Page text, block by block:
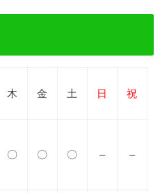
木 金 土 日 祝
〇 〇 〇 – –